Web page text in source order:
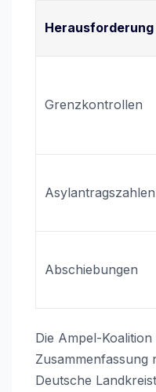
Herausforderung
Grenzkontrollen
Asylantragszahlen
Abschiebungen
Die Ampel-
Zusammenfassung
Deutsche